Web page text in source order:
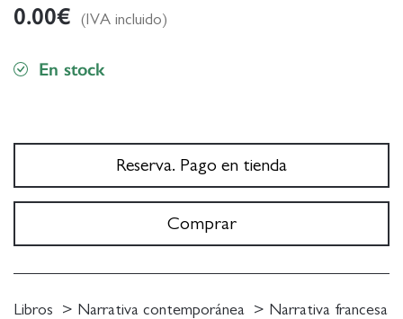
0.00€ (IVA incluido)
En stock
Reserva. Pago en tienda
Comprar
Libros Narrativa contemporánea Narrativa francesa